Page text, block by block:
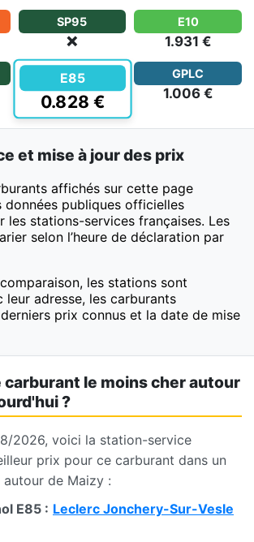
SP95
❌
E10
1.931 €
E85
0.828 €
GPLC
1.006 €
et mise à jour des prix
affichés sur cette page
données publiques officielles
les stations-services françaises. Les
selon l’heure de déclaration par
les stations sont
leur adresse, les carburants
prix connus et la date de mise
carburant le moins cher autour
?
2026, voici la station-service
prix pour ce carburant dans un
de Maizy :
E85 : Leclerc Jonchery-Sur-Vesle